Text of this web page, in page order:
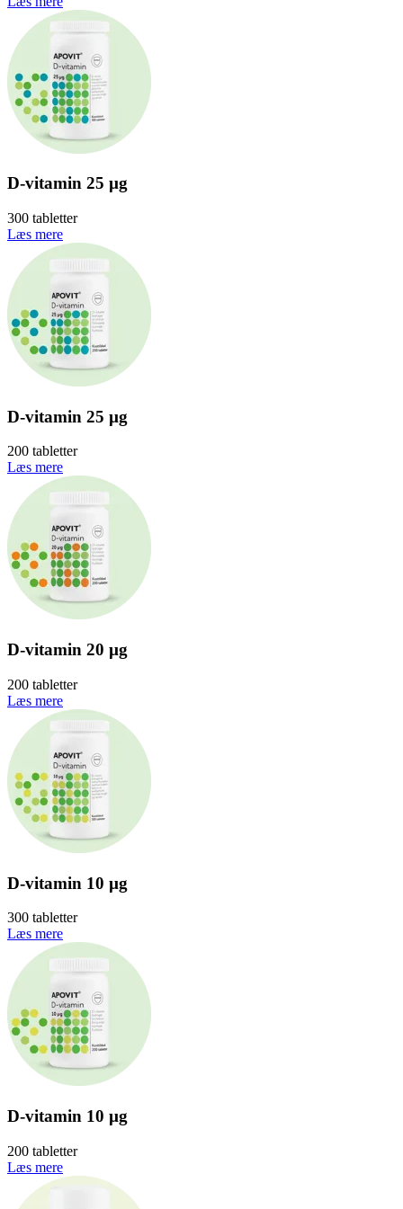
D-vitamin 25 µg
300 tabletter
Læs mere
D-vitamin 25 µg
200 tabletter
Læs mere
D-vitamin 20 µg
200 tabletter
Læs mere
D-vitamin 10 µg
300 tabletter
Læs mere
D-vitamin 10 µg
200 tabletter
Læs mere